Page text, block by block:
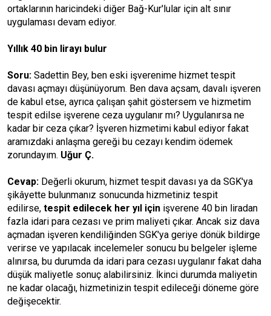
ortaklarının haricindeki diğer Bağ-Kur'lular için alt sınır
uygulaması devam ediyor.
Yıllık 40 bin lirayı bulur
Soru: Sadettin Bey, ben eski işverenime hizmet tespit
davası açmayı düşünüyorum. Ben dava açsam, davalı işveren
de kabul etse, ayrıca çalışan şahit göstersem ve hizmetim
tespit edilse işverene ceza uygulanır mı? Uygulanırsa ne
kadar bir ceza çıkar? İşveren hizmetimi kabul ediyor fakat
aramızdaki anlaşma gereği bu cezayı kendim ödemek
zorundayım. Uğur Ç.
Cevap: Değerli okurum, hizmet tespit davası ya da SGK'ya
şikâyette bulunmanız sonucunda hizmetiniz tespit
edilirse, tespit edilecek her yıl için işverene 40 bin liradan
fazla idari para cezası ve prim maliyeti çıkar. Ancak siz dava
açmadan işveren kendiliğinden SGK'ya geriye dönük bildirge
verirse ve yapılacak incelemeler sonucu bu belgeler işleme
alınırsa, bu durumda da idari para cezası uygulanır fakat daha
düşük maliyetle sonuç alabilirsiniz. İkinci durumda maliyetin
ne kadar olacağı, hizmetinizin tespit edileceği döneme göre
değişecektir.